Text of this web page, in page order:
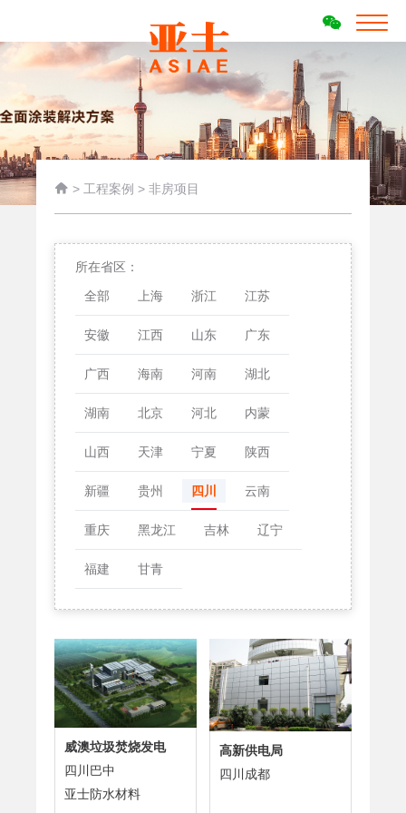
 > 工程案例 > 非房项目
所在省区：
全部
上海 浙江 江苏
安徽 江西 山东 广东
广西 海南 河南 湖北
湖南 北京 河北 内蒙
山西 天津 宁夏 陕西
新疆 贵州 四川 云南
重庆 黑龙江 吉林 辽宁
福建 甘青
威澳垃圾焚烧发电
四川巴中
亚士防水材料
高新供电局
四川成都